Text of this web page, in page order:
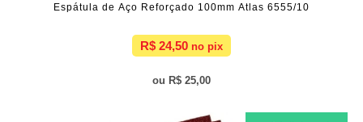
Espátula de Aço Reforçado 100mm Atlas 6555/10
R$ 24,50
R$ 25,00